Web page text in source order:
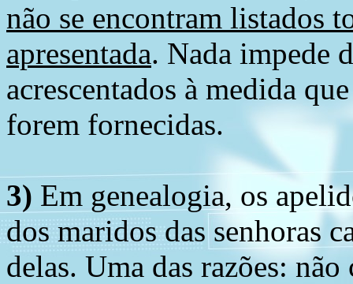
não se encontram listados
apresentada. Nada impede
acrescentados à medida
forem fornecidas.
3) Em genealogia, os
dos maridos das senhoras
delas. Uma das razões: